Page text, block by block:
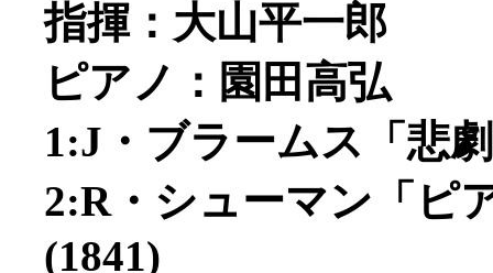
指揮：大山平一郎
ピアノ：園田高弘
1:J・ブラームス「悲
2:R・シューマン「ピ
(1841)